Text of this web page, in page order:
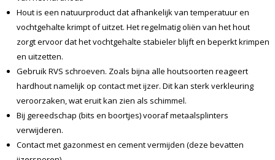
Hout is een natuurproduct dat afhankelijk van temperatuur en
vochtgehalte krimpt of uitzet. Het regelmatig oliën van het hout
zorgt ervoor dat het vochtgehalte stabieler blijft en beperkt krimpen
en uitzetten.
Gebruik RVS schroeven. Zoals bijna alle houtsoorten reageert
hardhout namelijk op contact met ijzer. Dit kan sterk verkleuring
veroorzaken, wat eruit kan zien als schimmel.
Bij gereedschap (bits en boortjes) vooraf metaalsplinters
verwijderen.
Contact met gazonmest en cement vermijden (deze bevatten